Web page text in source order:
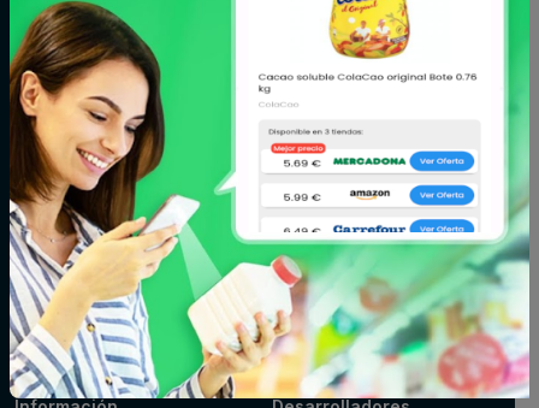
galletas
Conservas,
caldos y
cremas
Cuidado facial y
corporal
Fitoterapia y
parafarmacia
Fruta y verdura
Huevos, leche y
mantequilla
Limpieza y
hogar
Maquillaje
Marisco y
pescado
Mascotas
Panadería y
pastelería
Pizzas y platos
preparados
Postres y
yogures
Zumos